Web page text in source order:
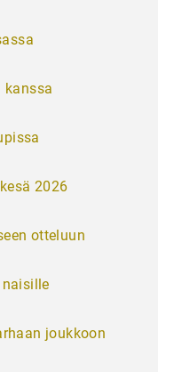
kanssa
2026
otteluun
joukkoon